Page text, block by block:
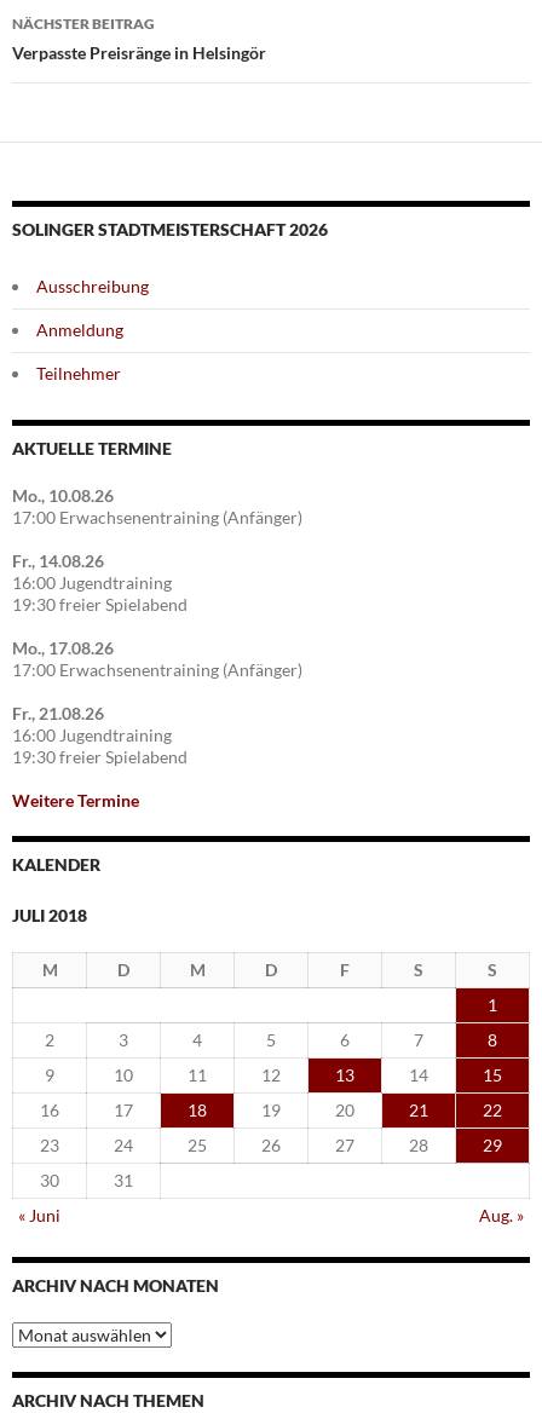
NÄCHSTER BEITRAG
Verpasste Preisränge in Helsingör
SOLINGER STADTMEISTERSCHAFT 2026
Ausschreibung
Anmeldung
Teilnehmer
AKTUELLE TERMINE
Mo., 10.08.26
17:00 Erwachsenentraining (Anfänger)
Fr., 14.08.26
16:00 Jugendtraining
19:30 freier Spielabend
Mo., 17.08.26
17:00 Erwachsenentraining (Anfänger)
Fr., 21.08.26
16:00 Jugendtraining
19:30 freier Spielabend
Weitere Termine
KALENDER
JULI 2018
M D M D F S
S
1
2
3 4 5 6 7
8
9
10 11 12 13 14
15
16
17 18 19 20 21
22
23
24 25 26 27 28
29
30
31
« Juni
Aug. »
ARCHIV NACH MONATEN
Archiv
nach
Monaten
ARCHIV NACH THEMEN